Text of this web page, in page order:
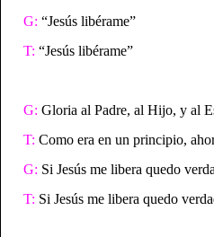
G: “Jesús libérame”
T: “Jesús libérame”
G: Gloria al Padre, al Hijo, y al
T: Como era en un principio,
G: Si Jesús me libera quedo
T: Si Jesús me libera quedo